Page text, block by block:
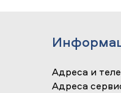
Адреса и
Адреса